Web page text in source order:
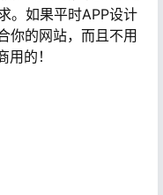
。如果平时APP设计
你的网站，而且不用
的！